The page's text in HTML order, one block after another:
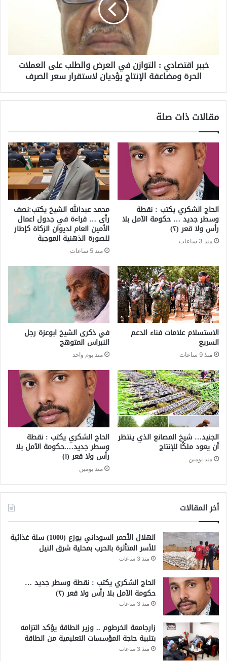
خببر اقتصادي : التوازن في العرض والطلب على العملات
الحرة ومضاعفة الإنتاج يؤديان لاستقرار سعر الصرف
مقالات ذات صلة
الحاج الشكري يكتب : نقطة
وسطر جديد … حكومة الآمل بلا
رأس ولا قعر (٢)
منذ 3 ساعات
محمد عبدالله الشيخ يكتب:نصف
رأى … قراءة في جدول اعمال
الأمين العام لديوان الزكاة كإطار
للصورة الذهنية الموجبة
منذ 5 ساعات
الاستسلام علامات فناء الدعم
السريع
منذ 9 ساعات
في ذكرى الشيخ ابوعزة رجل
النبراس المتوهج
منذ يوم واحد
الجنيد… شيخ المصانع الذي ينتظر
أن يعود ملكًا للإنتاج
منذ يومين
الحاج الشكري يكتب : نقطة
وسطر جديد….حكومة الآمل بلا
رأس ولا قعر (١)
منذ يومين
أخر المقالات
الهلال الأحمر السوداني يوزع (1000) سلة غذائية
للأسر المتأثرة بالحرب بمحلية شرق النيل
منذ 3 ساعات
الحاج الشكري يكتب : نقطة وسطر جديد …
حكومة الآمل بلا رأس ولا قعر (٢)
منذ 3 ساعات
زارجامعة الخرطوم .. وزير الطاقة يؤكد التزامه
بتلبية حاجة المؤسسات التعليمية من الطاقة
منذ 3 ساعات